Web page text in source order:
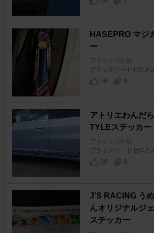
HASEPRO マジ
ー
フィット [GE系]
ブラックソードゼロさ
39
0
アトリエわんだ
TYLEステッカー
フィット [GE系]
ブラックソードゼロさ
39
0
J'S RACING う
んオリジナルジ
ステッカー